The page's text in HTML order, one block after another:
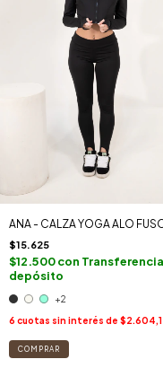
ANA - CALZA YOGA ALO
$15.625
$12.500con
depósito
+2
6 cuotas sin interés de
COMPRAR